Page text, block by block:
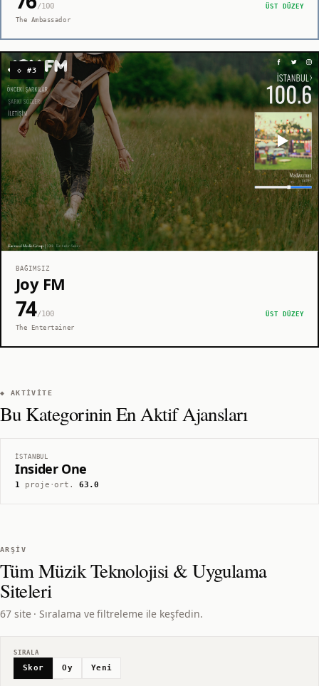
/100
ÜST DÜZEY
The Ambassador
◇ #3
BAĞIMSIZ
Joy FM
74/100
ÜST DÜZEY
The Entertainer
◆ AKTIVITE
Bu Kategorinin En Aktif Ajansları
İSTANBUL
Insider One
1proje ·ort.63.0
ARŞIV
TümMüzik Teknolojisi & Uygulama
Siteleri
67 site · Sıralama ve filtreleme ile keşfedin.
SIRALA
Skor Oy Yeni